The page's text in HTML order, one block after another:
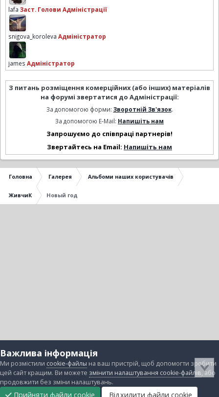
lafa Заст. Голови Адміністрації
snigova_koroleva Адміністратор
james Адміністратор
З питань розміщення комерційних (або інших) матеріалів
на форумі звертатися до Адміністрації:
За допомогою форми: Зворотній Зв'язок.
За допомогою E-Mail: Напишіть нам
Запрошуємо до співпраці партнерів!
Звертайтесь на Email: Напишіть нам
Головна Галерея Альбоми наших користувачів
ЖивчиК Новый год
Важлива інформація
Ми розмістили cookie-файлы на ваш пристрій, щоб допомогти зробити
цей сайт кращим. Ви можете змінити налаштування cookie-файлів, або
продовжити без зміни налаштувань.
Прийняти файли cookie Відхилити файли cookie